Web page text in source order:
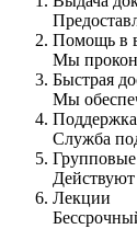
Помощь в
Мы
Быстрая
Мы
Поддержка
Служба
Лекции